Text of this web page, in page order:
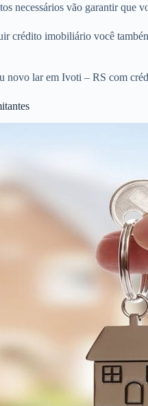
necessários vão garantir que
crédito imobiliário você
novo lar em Ivoti – RS com